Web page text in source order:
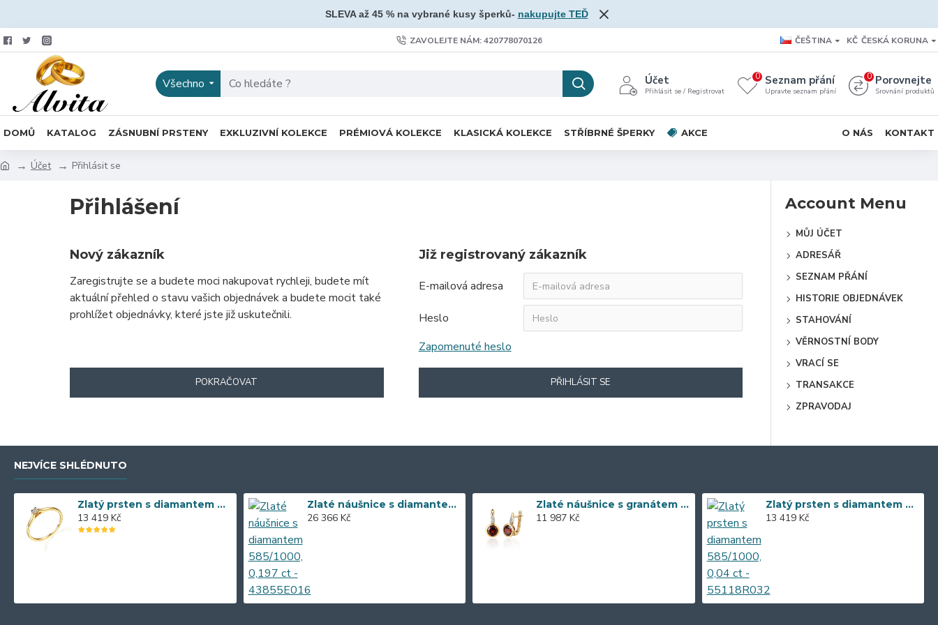
SLEVA až 45 % na vybrané kusy šperků- nakupujte TEĎ
ZAVOLEJTE NÁM: 420778070126 ČEŠTINA KČ ČESKÁ KORUNA
Všechno Účet
Přihlásit se / Registrovat
Seznam přání
Upravte seznam přání
0 Porovnejte
Srovnání produktů
0
DOMŮ KATALOG ZÁSNUBNÍ PRSTENY EXKLUZIVNÍ KOLEKCE PRÉMIOVÁ KOLEKCE KLASICKÁ KOLEKCE STŘÍBRNÉ ŠPERKY AKCE O NÁS KONTAKT
Účet Přihlásit se
Přihlášení
Nový zákazník
Zaregistrujte se a budete moci nakupovat rychleji, budete mít
aktuální přehled o stavu vašich objednávek a budete mocit také
prohlížet objednávky, které jste již uskutečnili.
POKRAČOVAT
Již registrovaný zákazník
E-mailová adresa
Heslo
Zapomenuté heslo
PŘIHLÁSIT SE
Account Menu
MŮJ ÚČET
ADRESÁŘ
SEZNAM PŘÁNÍ
HISTORIE OBJEDNÁVEK
STAHOVÁNÍ
VĚRNOSTNÍ BODY
VRACÍ SE
TRANSAKCE
ZPRAVODAJ
NEJVÍCE SHLÉDNUTO
Zlatý prsten s diamantem 585/1000, 0,04 ct - 55118R013
13 419 Kč
Zlaté náušnice s diamantem 585/1000, 0,197 ct - 43855E016
26 366 Kč
Zlaté náušnice s granátem 585/1000, 3,57 gr - 73805E002
11 987 Kč
Zlatý prsten s diamantem 585/1000, 0,04 ct - 55118R032
13 419 Kč